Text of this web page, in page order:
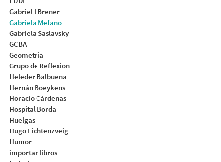
Gabriel l Brener
Gabriela Mefano
Gabriela Saslavsky
GCBA
Geometria
Grupo de Reflexion
Heleder Balbuena
Hernán Boeykens
Horacio Cárdenas
Hospital Borda
Huelgas
Hugo Lichtenzveig
Humor
importar libros